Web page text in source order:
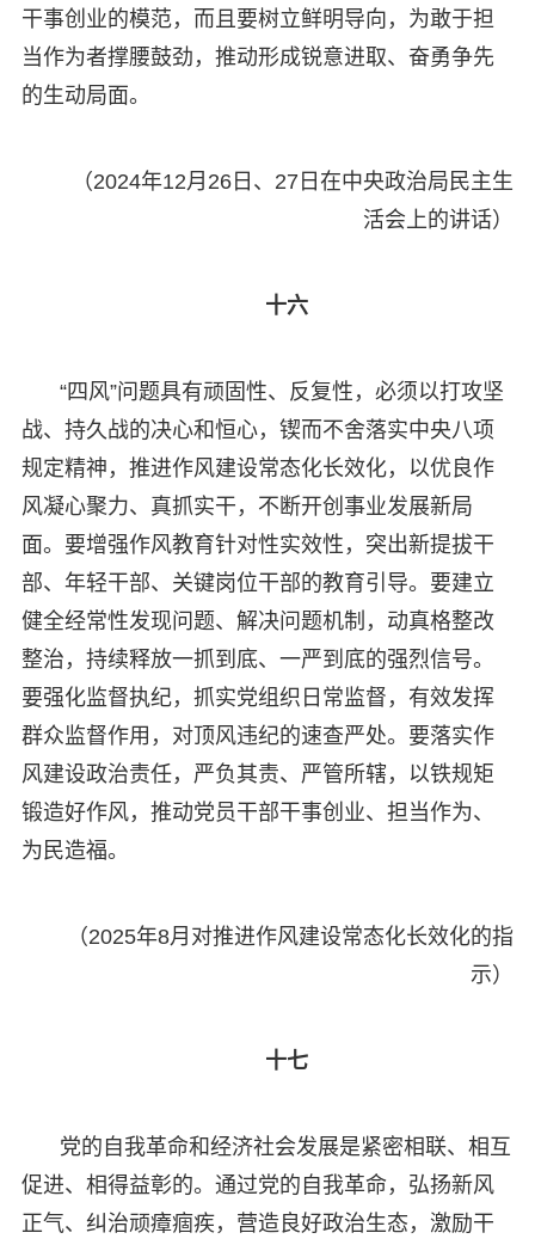
干事创业的模范，而且要树立鲜明导向，为敢于担
当作为者撑腰鼓劲，推动形成锐意进取、奋勇争先
的生动局面。
（2024年12月26日、27日在中央政治局民主生
活会上的讲话）
十六
“四风”问题具有顽固性、反复性，必须以打攻坚
战、持久战的决心和恒心，锲而不舍落实中央八项
规定精神，推进作风建设常态化长效化，以优良作
风凝心聚力、真抓实干，不断开创事业发展新局
面。要增强作风教育针对性实效性，突出新提拔干
部、年轻干部、关键岗位干部的教育引导。要建立
健全经常性发现问题、解决问题机制，动真格整改
整治，持续释放一抓到底、一严到底的强烈信号。
要强化监督执纪，抓实党组织日常监督，有效发挥
群众监督作用，对顶风违纪的速查严处。要落实作
风建设政治责任，严负其责、严管所辖，以铁规矩
锻造好作风，推动党员干部干事创业、担当作为、
为民造福。
（2025年8月对推进作风建设常态化长效化的指
示）
十七
党的自我革命和经济社会发展是紧密相联、相互
促进、相得益彰的。通过党的自我革命，弘扬新风
正气、纠治顽瘴痼疾，营造良好政治生态，激励干